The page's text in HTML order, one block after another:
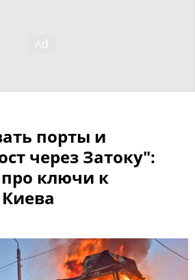
порты и
через Затоку":
ключи к